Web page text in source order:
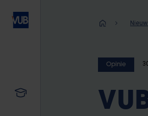
Opinie